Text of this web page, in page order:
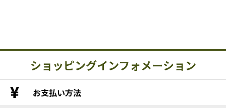
ショッピングインフォメーション
お支払い方法